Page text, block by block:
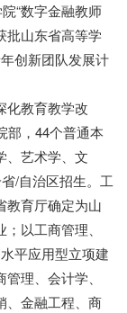
“数字金融教师
批山东省高等学
创新团队发展计
化教育教学改
部，44个普通本
、艺术学、文
/自治区招生。工
教育厅确定为山
以工商管理、
平应用型立项建
理、会计学、
、金融工程、商